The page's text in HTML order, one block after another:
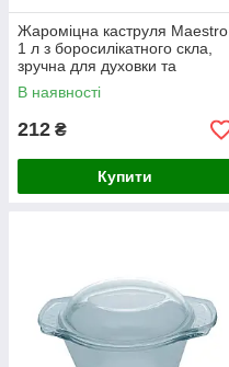
Жароміцна каструля Maestro
1 л з боросилікатного скла,
зручна для духовки та
мікрохвильовки
В наявності
212 ₴
Купити